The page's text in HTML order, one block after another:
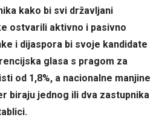
kako bi svi državljani
ostvarili aktivno i pasivno
i dijaspora bi svoje kandidate
glasa s pragom za
od 1,8%, a nacionalne manjine
biraju jednog ili dva zastupnika
tablici.